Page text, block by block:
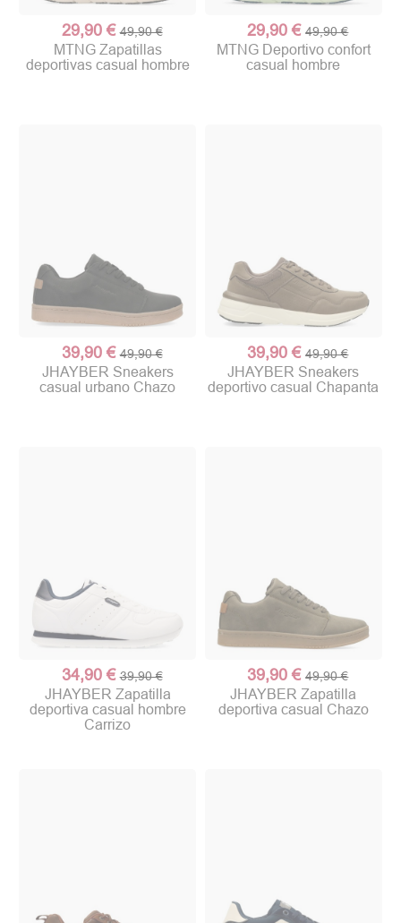
29,90 € 49,90 €
MTNG Zapatillas
deportivas casual hombre
29,90 € 49,90 €
MTNG Deportivo confort
casual hombre
39,90 € 49,90 €
JHAYBER Sneakers
casual urbano Chazo
39,90 € 49,90 €
JHAYBER Sneakers
deportivo casual Chapanta
34,90 € 39,90 €
JHAYBER Zapatilla
deportiva casual hombre
Carrizo
39,90 € 49,90 €
JHAYBER Zapatilla
deportiva casual Chazo